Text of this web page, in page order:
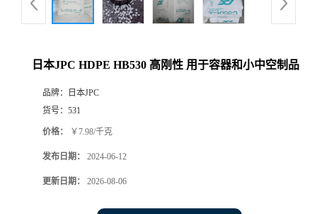
日本JPC HDPE HB530 高刚性 用于容器和小中空制品
品牌：
日本JPC
货号： 531
价格： ￥7.98/千克
发布日期： 2024-06-12
更新日期： 2026-08-06